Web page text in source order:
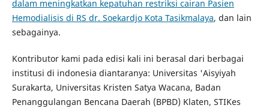
dalam meningkatkan kepatuhan restriksi cairan Pasien
Hemodialisis di RS dr. Soekardjo Kota Tasikmalaya, dan lain
sebagainya.
Kontributor kami pada edisi kali ini berasal dari berbagai
institusi di indonesia diantaranya: Universitas 'Aisyiyah
Surakarta, Universitas Kristen Satya Wacana, Badan
Penanggulangan Bencana Daerah (BPBD) Klaten, STIKes